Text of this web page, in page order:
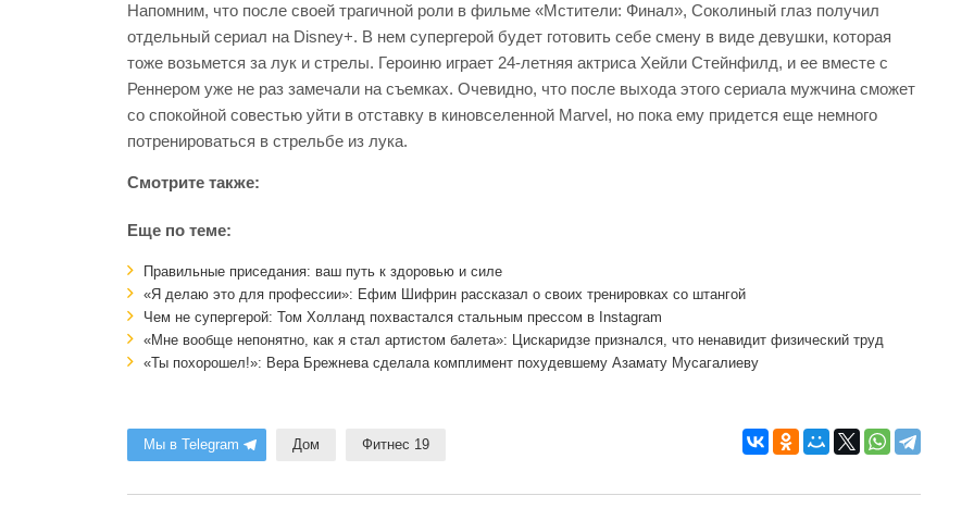
Напомним, что после своей трагичной роли в фильме «Мстители: Финал», Соколиный глаз получил
отдельный сериал на Disney+. В нем супергерой будет готовить себе смену в виде девушки, которая
тоже возьмется за лук и стрелы. Героиню играет 24-летняя актриса Хейли Стейнфилд, и ее вместе с
Реннером уже не раз замечали на съемках. Очевидно, что после выхода этого сериала мужчина сможет
со спокойной совестью уйти в отставку в киновселенной Marvel, но пока ему придется еще немного
потренироваться в стрельбе из лука.
Смотрите также:
Еще по теме:
Правильные приседания: ваш путь к здоровью и силе
«Я делаю это для профессии»: Ефим Шифрин рассказал о своих тренировках со штангой
Чем не супергерой: Том Холланд похвастался стальным прессом в Instagram
«Мне вообще непонятно, как я стал артистом балета»: Цискаридзе признался, что ненавидит физический труд
«Ты похорошел!»: Вера Брежнева сделала комплимент похудевшему Азамату Мусагалиеву
Мы в Telegram Дом Фитнес 19